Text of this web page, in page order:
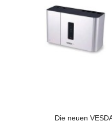
Die neuen